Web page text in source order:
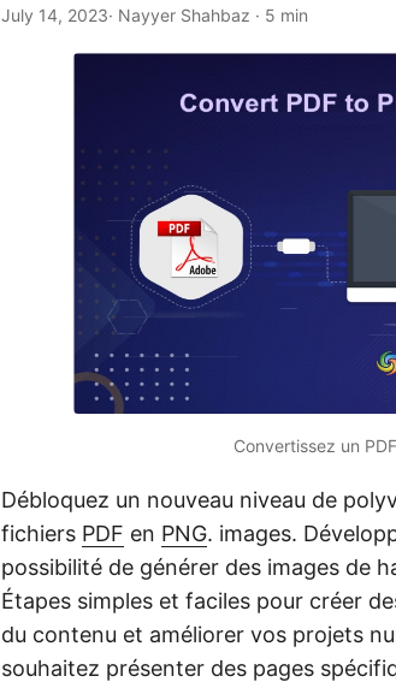
July 14, 2023· Nayyer Shahbaz · 5 min
Convertissez un
Débloquez un nouveau niveau de
fichiers PDF en PNG. images.
possibilité de générer des images de
Étapes simples et faciles pour créer
du contenu et améliorer vos projets
souhaitez présenter des pages